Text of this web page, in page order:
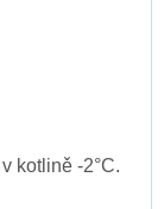
kotlině -2°C.